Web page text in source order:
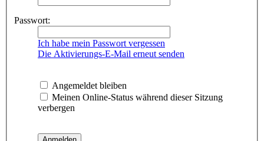
Passwort:
Ich habe mein Passwort vergessen
Die Aktivierungs-E-Mail erneut senden
Angemeldet bleiben
Meinen Online-Status während dieser Sitzung
verbergen